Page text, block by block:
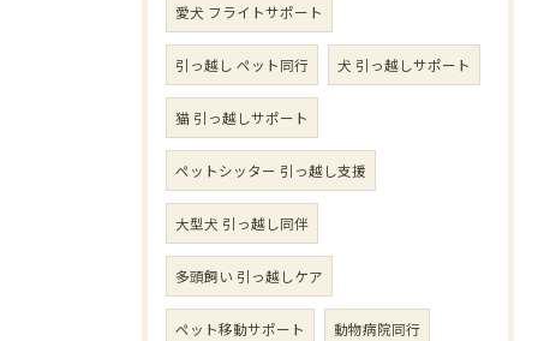
愛犬 フライトサポート
引っ越し ペット同行 犬 引っ越しサポート
猫 引っ越しサポート
ペットシッター 引っ越し支援
大型犬 引っ越し同伴
多頭飼い 引っ越しケア
ペット移動サポート 動物病院同行